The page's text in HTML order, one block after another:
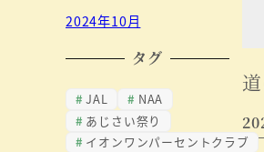
2024年10月
タグ
JAL
NAA
あじさい祭り
イオンワンパーセントクラブ